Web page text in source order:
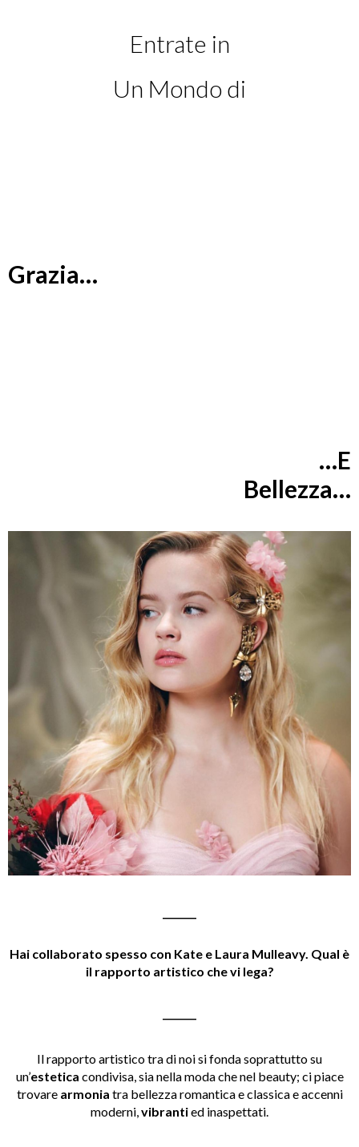
Entrate in
Un Mondo di
Grazia…
…E
Bellezza…
Hai collaborato spesso con Kate e Laura Mulleavy. Qual è
il rapporto artistico che vi lega?
Il rapporto artistico tra di noi si fonda soprattutto su
un’estetica condivisa, sia nella moda che nel beauty; ci piace
trovare armonia tra bellezza romantica e classica e accenni
moderni,vibrantied inaspettati.